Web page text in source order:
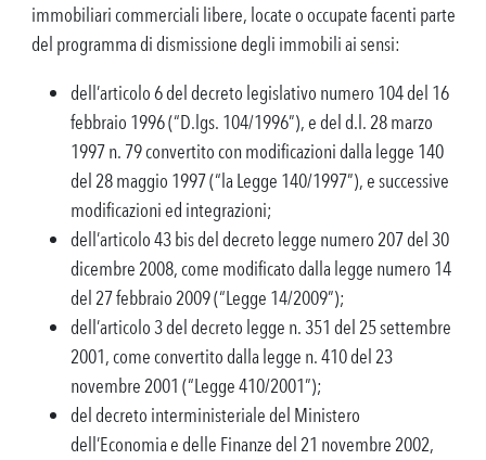
immobiliari commerciali libere, locate o occupate facenti parte
del programma di dismissione degli immobili ai sensi:
dell’articolo 6 del decreto legislativo numero 104 del 16
febbraio 1996 (“D.lgs. 104/1996”), e del d.l. 28 marzo
1997 n. 79 convertito con modificazioni dalla legge 140
del 28 maggio 1997 (“la Legge 140/1997”), e successive
modificazioni ed integrazioni;
dell’articolo 43 bis del decreto legge numero 207 del 30
dicembre 2008, come modificato dalla legge numero 14
del 27 febbraio 2009 (“Legge 14/2009”);
dell’articolo 3 del decreto legge n. 351 del 25 settembre
2001, come convertito dalla legge n. 410 del 23
novembre 2001 (“Legge 410/2001”);
del decreto interministeriale del Ministero
dell’Economia e delle Finanze del 21 novembre 2002,